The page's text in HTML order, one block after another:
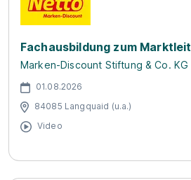
Fachausbildung zum
Marken-Discount Stiftung & Co. KG
01.08.2026
84085 Langquaid (u.a.)
Video